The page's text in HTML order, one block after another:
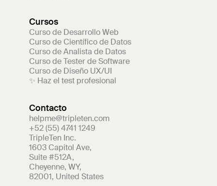
Cursos
Curso de Desarrollo Web
Curso de Científico de Datos
Curso de Analista de Datos
Curso de Tester de Software
Curso de Diseño UX/UI
✨ Haz el test profesional
Contacto
helpme@tripleten.com
+52 (55) 4741 1249
TripleTen Inc.
1603 Capitol Ave,
Suite #512A,
Cheyenne, WY,
82001, United States